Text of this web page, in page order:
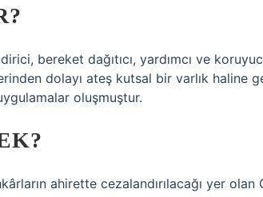
bereket dağıtıcı, yardımcı ve
dolayı ateş kutsal bir varlık haline
oluşmuştur.
ahirette cezalandırılacağı yer olan